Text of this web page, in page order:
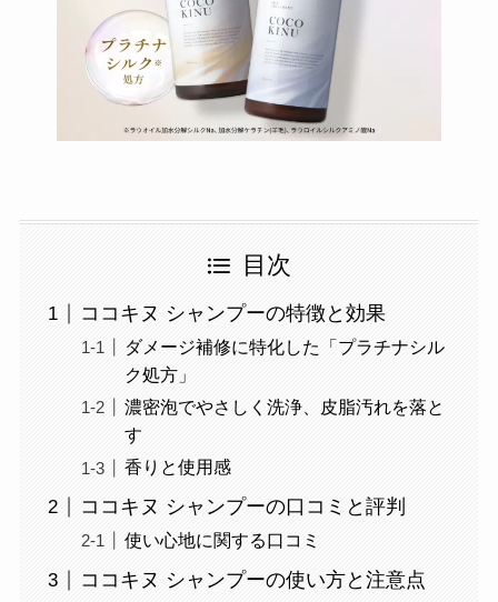
目次
ココキヌ シャンプーの特徴と効果
ダメージ補修に特化した「プラチナシル
ク処方」
濃密泡でやさしく洗浄、皮脂汚れを落と
す
香りと使用感
ココキヌ シャンプーの口コミと評判
使い心地に関する口コミ
ココキヌ シャンプーの使い方と注意点